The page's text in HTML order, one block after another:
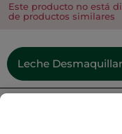
Este producto no está
de productos similares
Leche